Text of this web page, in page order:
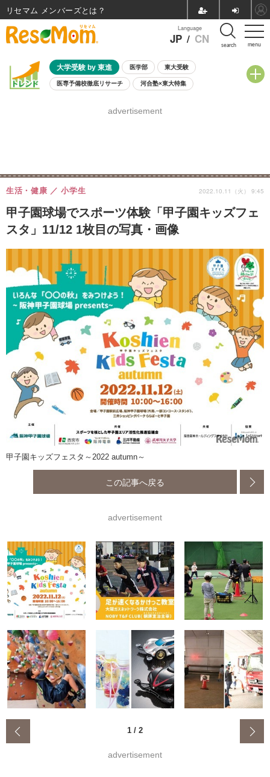
menu
Language
JP / CN search
大学受験 by 東進 医学部 東大受験
医専予備校徹底リサーチ 河合塾×東大特集
8月開催学校説明会・相談会
advertisement
甲子園球場でスポーツ体験「甲子園キッズフェ
スタ」11/12 1枚目の写真・画像
生活・健康 小学生 2022.10.11（火） 9:45
甲子園キッズフェスタ～2022 autumn～
この記事へ戻る
advertisement
1 / 2
advertisement
リセマム メンバーズ